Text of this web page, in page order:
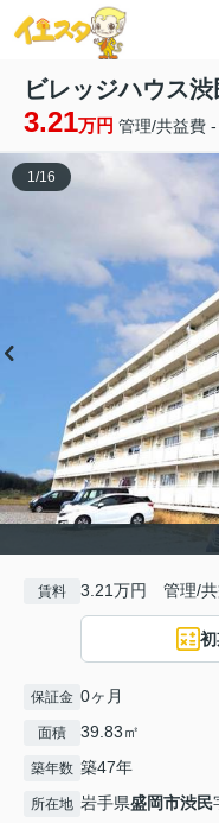
ビレッジハウス
3.21万円 管理/共益費 -
1/16
賃料 3.21万円 管理/共
保証金 0ヶ月
面積 39.83㎡
築年数 築47年
所在地 岩手県盛岡市渋民